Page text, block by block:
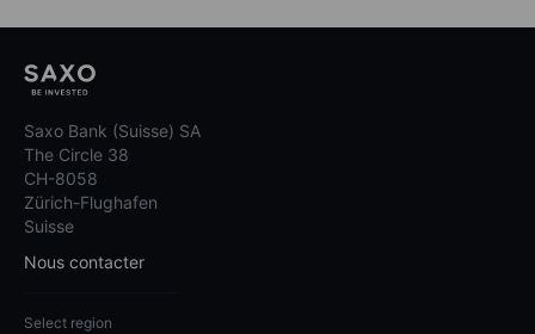
Saxo Bank (Suisse) SA
The Circle 38
CH-8058
Zürich-Flughafen
Suisse
Nous contacter
Select region